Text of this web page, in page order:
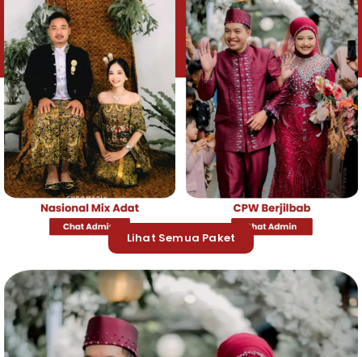
Lihat Semua Paket